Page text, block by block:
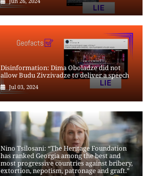
Disinformation: Dima Oboladze did not
allow Budu Zivzivadze to deliver a speech
Jul 03, 2024
Nino Tsilosani: “The Heritage Foundation
has ranked Georgia among the best and
most progressive countries against bribery,
extortion, nepotism, patronage and graft.”